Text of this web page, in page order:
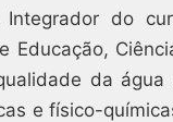
do
da
e físico-